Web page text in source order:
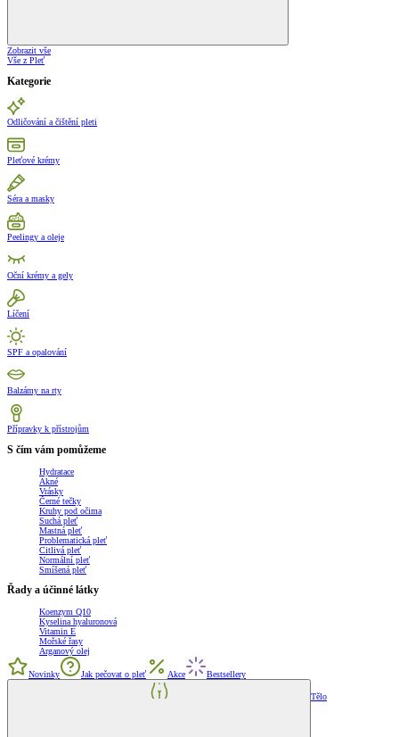
Zobrazit vše
Vše z Pleť
Kategorie
Odličování a čištění pleti
Pleťové krémy
Séra a masky
Peelingy a oleje
Oční krémy a gely
Líčení
SPF a opalování
Balzámy na rty
Přípravky k přístrojům
S čím vám pomůžeme
Hydratace
Akné
Vrásky
Černé tečky
Kruhy pod očima
Suchá pleť
Mastná pleť
Problematická pleť
Citlivá pleť
Normální pleť
Smíšená pleť
Řady a účinné látky
Koenzym Q10
Kyselina hyaluronová
Vitamin E
Mořské řasy
Arganový olej
Novinky Jak pečovat o pleť Akce Bestsellery
Tělo